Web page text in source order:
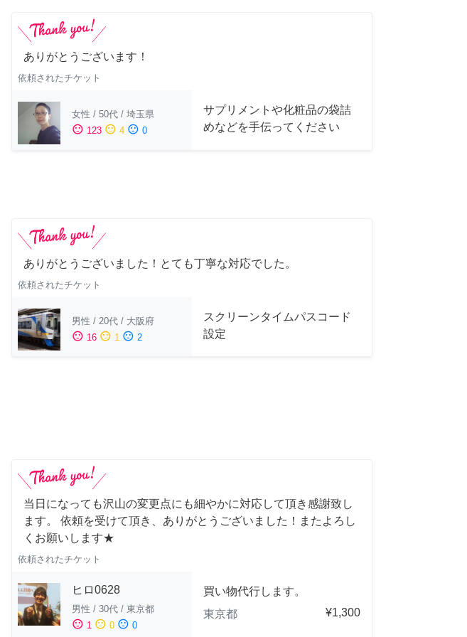
ありがとうございます！
依頼されたチケット
女性 / 50代 / 埼玉県
sentiment_satisfied 123 sentiment_neutral 4 sentiment_dissatisfied 0
サプリメントや化粧品の袋詰
めなどを手伝ってください
ありがとうございました！とても丁寧な対応でした。
依頼されたチケット
男性 / 20代 / 大阪府
sentiment_satisfied 16 sentiment_neutral 1 sentiment_dissatisfied 2
スクリーンタイムパスコード
設定
当日になっても沢山の変更点にも細やかに対応して頂き感謝致し
ます。 依頼を受けて頂き、ありがとうございました！またよろし
くお願いします★
依頼されたチケット
ヒロ0628
男性 / 30代 / 東京都
sentiment_satisfied 1 sentiment_neutral 0 sentiment_dissatisfied 0
買い物代行します。
東京都
¥1,300